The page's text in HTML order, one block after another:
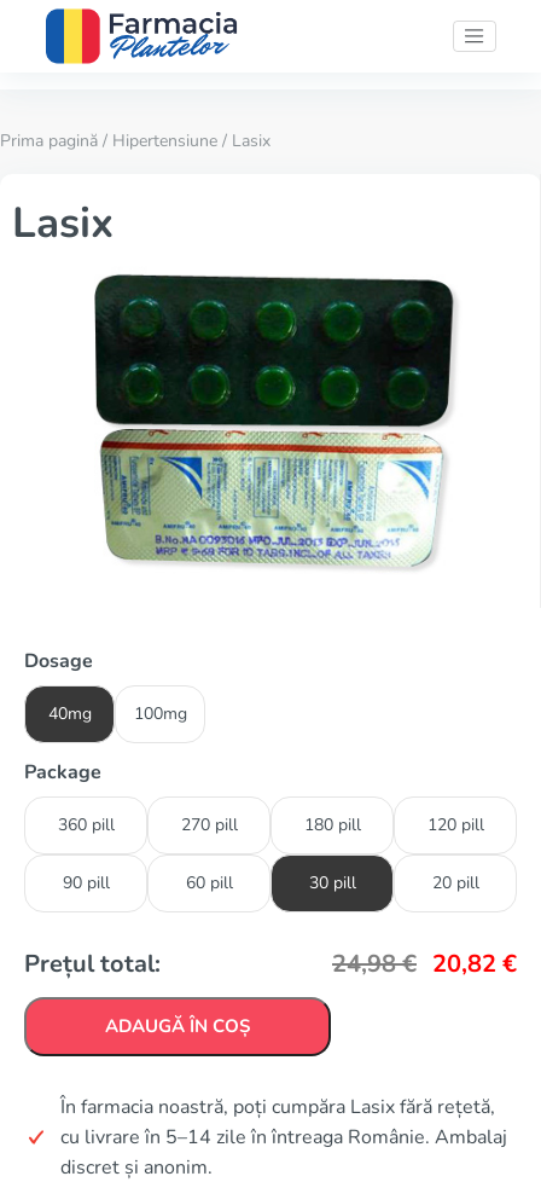
Prima pagină / Hipertensiune / Lasix
Lasix
Dosage
40mg 100mg
Package
360 pill 270 pill 180 pill 120 pill
90 pill 60 pill 30 pill 20 pill
Prețul total: 24,98€ 20,82 €
ADAUGĂ ÎN COȘ
În farmacia noastră, poți cumpăra Lasix fără rețetă,
cu livrare în 5–14 zile în întreaga Românie. Ambalaj
discret și anonim.